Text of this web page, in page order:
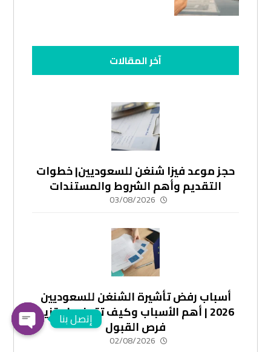
آخر المقالات
حجز موعد فيزا شنغن للسعوديين| خطوات
التقديم وأهم الشروط والمستندات
03/08/2026
أسباب رفض تأشيرة الشنغن للسعوديين
2026 | أهم الأسباب وكيف تتجنبها وتزيد
فرص القبول
02/08/2026
إتصل بنا
chaty